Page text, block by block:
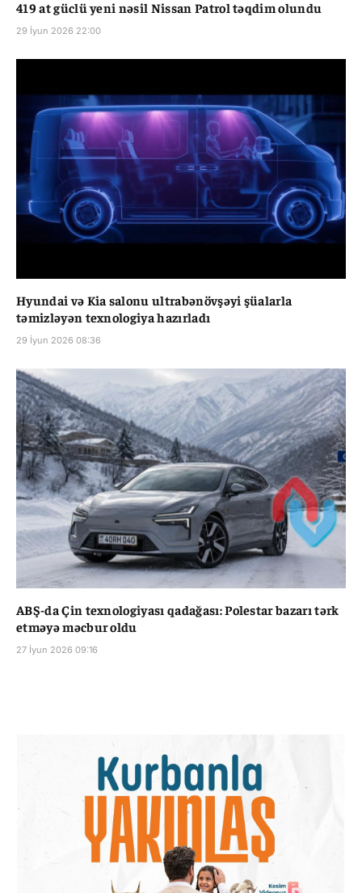
419 at güclü yeni nəsil Nissan Patrol təqdim olundu
29 İyun 2026 22:00
Hyundai və Kia salonu ultrabənövşəyi şüalarla
təmizləyən texnologiya hazırladı
29 İyun 2026 08:36
ABŞ-da Çin texnologiyası qadağası: Polestar bazarı tərk
etməyə məcbur oldu
27 İyun 2026 09:16